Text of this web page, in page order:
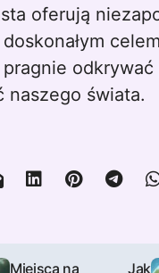
oferują
odkrywać
naszego świata.
Miejsca na
Jak